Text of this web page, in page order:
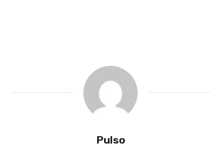
Pulso